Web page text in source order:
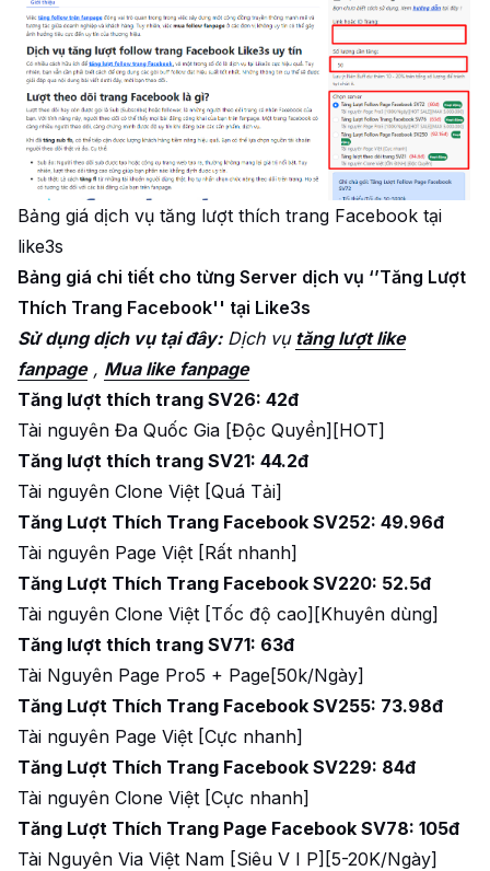
Bảng giá dịch vụ tăng lượt thích trang Facebook tại
like3s
Bảng giá chi tiết cho từng Server dịch vụ ‘’Tăng Lượt
Thích Trang Facebook'' tại Like3s
Sử dụng dịch vụ tại đây:Dịch vụ tăng lượt like
fanpage, Mua like fanpage
Tăng lượt thích trang SV26: 42đ
Tài nguyên Đa Quốc Gia [Độc Quyền][HOT]
Tăng lượt thích trang SV21: 44.2đ
Tài nguyên Clone Việt [Quá Tải]
Tăng Lượt Thích Trang Facebook SV252: 49.96đ
Tài nguyên Page Việt [Rất nhanh]
Tăng Lượt Thích Trang Facebook SV220: 52.5đ
Tài nguyên Clone Việt [Tốc độ cao][Khuyên dùng]
Tăng lượt thích trang SV71: 63đ
Tài Nguyên Page Pro5 + Page[50k/Ngày]
Tăng Lượt Thích Trang Facebook SV255: 73.98đ
Tài nguyên Page Việt [Cực nhanh]
Tăng Lượt Thích Trang Facebook SV229: 84đ
Tài nguyên Clone Việt [Cực nhanh]
Tăng Lượt Thích Trang Page Facebook SV78: 105đ
Tài Nguyên Via Việt Nam [Siêu V I P][5-20K/Ngày]